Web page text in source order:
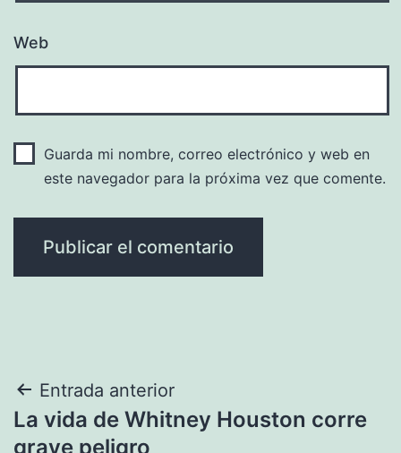
Web
Guarda mi nombre, correo electrónico y web en
este navegador para la próxima vez que comente.
Navegación
de
Entrada anterior
La vida de Whitney Houston corre
grave peligro